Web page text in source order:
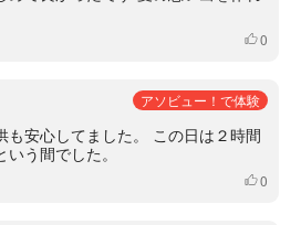
いいね
0
アソビュー！で体験
も安心してました。 この日は２時間
う間でした。
いいね
0